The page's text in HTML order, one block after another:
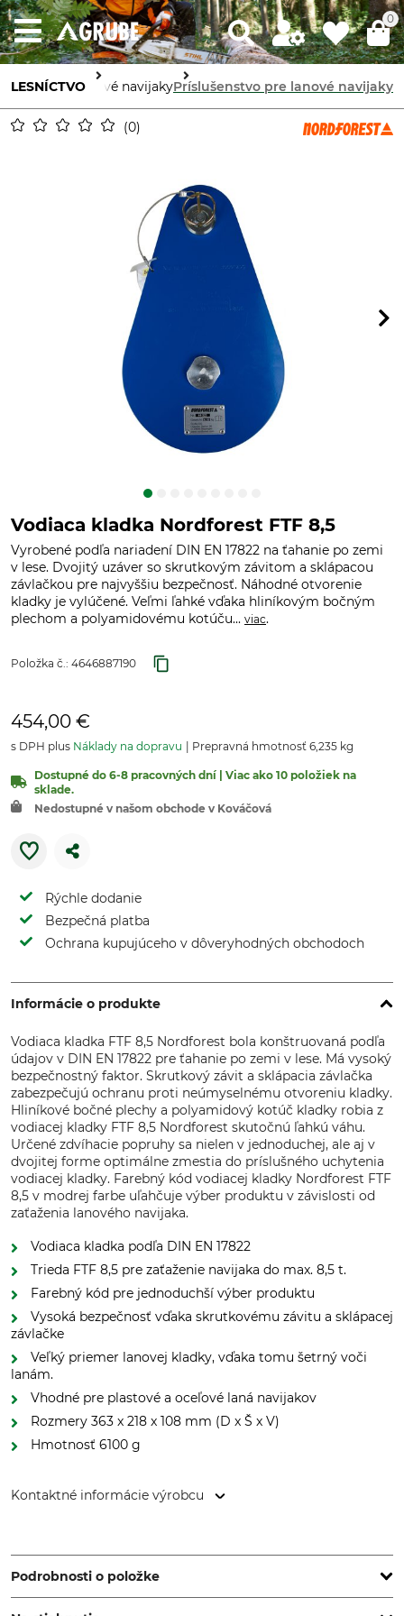
0
LESNÍCTVO
a prístrojeLanové navijakyPríslušenstvo pre lanové navijaky
0
Vodiaca kladka Nordforest FTF 8,5
Vyrobené podľa nariadení DIN EN 17822 na ťahanie po zemi
v lese. Dvojitý uzáver so skrutkovým závitom a sklápacou
závlačkou pre najvyššiu bezpečnosť. Náhodné otvorenie
kladky je vylúčené. Veľmi ľahké vďaka hliníkovým bočným
plechom a polyamidovému kotúču... viac.
Položka č.: 4646887190
454,00 €
s DPH plus Náklady na dopravu Prepravná hmotnosť 6,235 kg
Dostupné do 6-8 pracovných dní | Viac ako 10 položiek na
sklade.
Nedostupné v našom obchode v Kováčová
Rýchle dodanie
Bezpečná platba
Ochrana kupujúceho v dôveryhodných obchodoch
Informácie o produkte
Vodiaca kladka FTF 8,5 Nordforest bola konštruovaná podľa
údajov v DIN EN 17822 pre ťahanie po zemi v lese. Má vysoký
bezpečnostný faktor. Skrutkový závit a sklápacia závlačka
zabezpečujú ochranu proti neúmyselnému otvoreniu kladky.
Hliníkové bočné plechy a polyamidový kotúč kladky robia z
vodiacej kladky FTF 8,5 Nordforest skutočnú ľahkú váhu.
Určené zdvíhacie popruhy sa nielen v jednoduchej, ale aj v
dvojitej forme optimálne zmestia do príslušného uchytenia
vodiacej kladky. Farebný kód vodiacej kladky Nordforest FTF
8,5 v modrej farbe uľahčuje výber produktu v závislosti od
zaťaženia lanového navijaka.
Vodiaca kladka podľa DIN EN 17822
Trieda FTF 8,5 pre zaťaženie navijaka do max. 8,5 t.
Farebný kód pre jednoduchší výber produktu
Vysoká bezpečnosť vďaka skrutkovému závitu a sklápacej
závlačke
Veľký priemer lanovej kladky, vďaka tomu šetrný voči
lanám.
Vhodné pre plastové a oceľové laná navijakov
Rozmery 363 x 218 x 108 mm (D x Š x V)
Hmotnosť 6100 g
Kontaktné informácie výrobcu
www.grube.de
Podrobnosti o položke